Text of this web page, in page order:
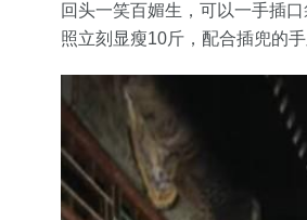
回头一笑百媚生，可以一手插
照立刻显瘦10斤，配合插兜的手